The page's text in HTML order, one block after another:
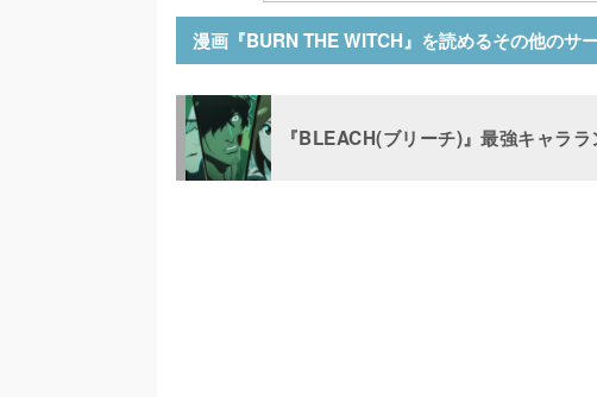
漫画『BURN THE WITCH』を読めるその他のサ
『BLEACH(ブリーチ)』最強キャラ